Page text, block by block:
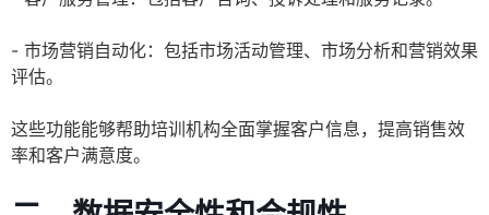
- 市场营销自动化：包括市场活动管理、市场分析和营销效果
评估。
这些功能能够帮助培训机构全面掌握客户信息，提高销售效
率和客户满意度。